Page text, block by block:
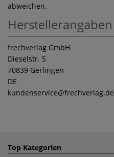
abweichen.
Herstellerangaben
frechverlag GmbH
Dieselstr. 5
70839 Gerlingen
DE
kundenservice@frechverlag.de
Top Kategorien